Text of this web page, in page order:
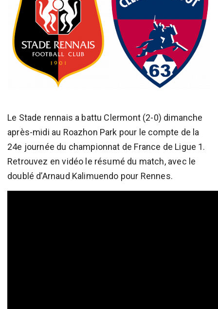
Le Stade rennais a battu Clermont (2-0) dimanche
après-midi au Roazhon Park pour le compte de la
24e journée du championnat de France de Ligue 1.
Retrouvez en vidéo le résumé du match, avec le
doublé d’Arnaud Kalimuendo pour Rennes.